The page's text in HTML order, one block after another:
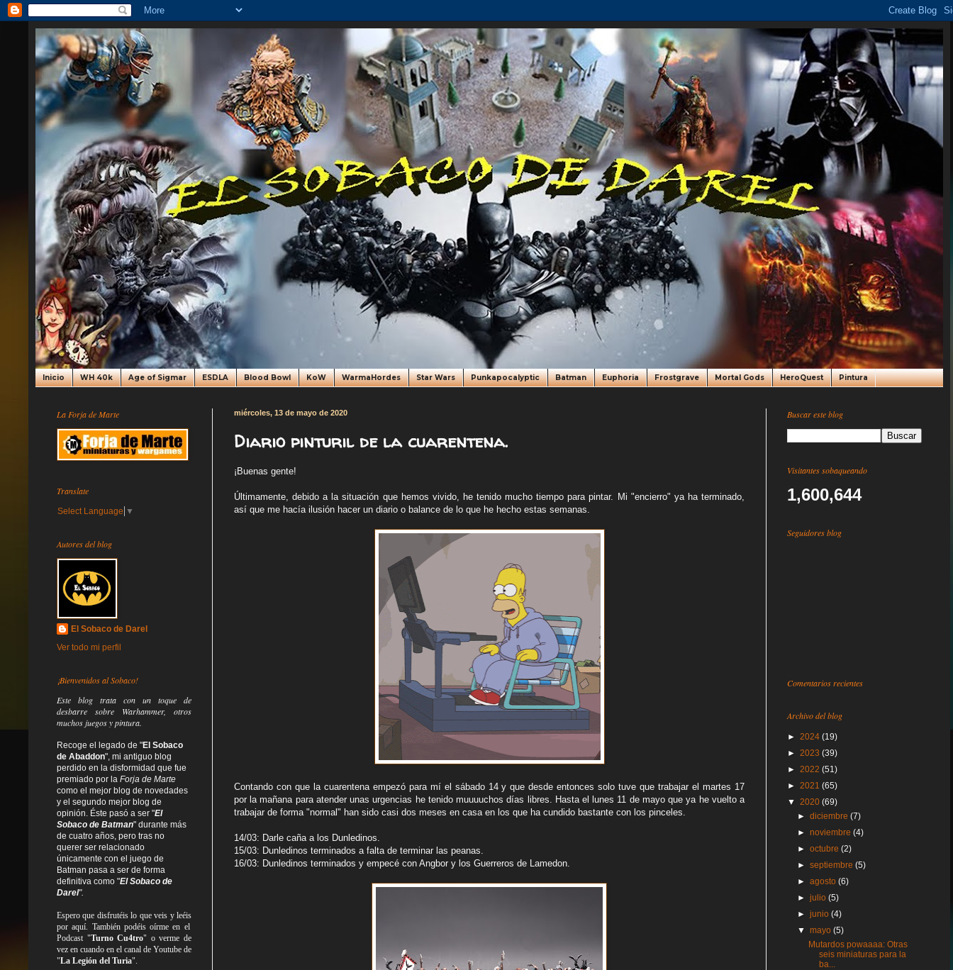
Inicio WH 40k Age of Sigmar ESDLA Blood Bowl KoW WarmaHordes Star Wars Punkapocalyptic Batman Euphoria Frostgrave Mortal Gods HeroQuest Pintura
miércoles, 13 de mayo de 2020
Diario pinturil de la cuarentena.
¡Buenas gente!
Últimamente, debido a la situación que hemos vivido, he tenido mucho tiempo para pintar. Mi "encierro" ya ha terminado,
así que me hacía ilusión hacer un diario o balance de lo que he hecho estas semanas.
Contando con que la cuarentena empezó para mí el sábado 14 y que desde entonces solo tuve que trabajar el martes 17
por la mañana para atender unas urgencias he tenido muuuuchos días libres. Hasta el lunes 11 de mayo que ya he vuelto a
trabajar de forma "normal" han sido casi dos meses en casa en los que ha cundido bastante con los pinceles.
14/03: Darle caña a los Dunledinos.
15/03: Dunledinos terminados a falta de terminar las peanas.
16/03: Dunledinos terminados y empecé con Angbor y los Guerreros de Lamedon.
La Forja de Marte
Translate
Select Language ▼
Autores del blog
El Sobaco de Darel
Ver todo mi perfil
¡Bienvenidos al Sobaco!
Este blog trata con un toque de
desbarre sobre Warhammer, otros
muchos juegos y pintura.
Recoge el legado de "El Sobaco
de Abaddon", mi antiguo blog
perdido en la disformidad que fue
premiado por la Forja de Marte
como el mejor blog de novedades
y el segundo mejor blog de
opinión. Éste pasó a ser "El
Sobaco de Batman" durante más
de cuatro años, pero tras no
querer ser relacionado
únicamente con el juego de
Batman pasa a ser de forma
definitiva como "El Sobaco de
Darel".
Espero que disfrutéis lo queveis yleéis
por aquí. También podéis oírme en el
Podcast "Turno Cu4tro" o verme de
vez en cuando en el canal de Youtube de
"La Legión del Turia".
Buscar este blog
Visitantes sobaqueando
1,600,644
Seguidores blog
Comentarios recientes
Archivo del blog
► 2024 (19)
► 2023 (39)
► 2022 (51)
► 2021 (65)
▼ 2020 (69)
►diciembre(7)
►noviembre(4)
►octubre(2)
►septiembre(5)
►agosto(6)
►julio(5)
►junio(4)
▼mayo(5)
Mutardos powaaaa: Otras
seis miniaturas para la
ba...